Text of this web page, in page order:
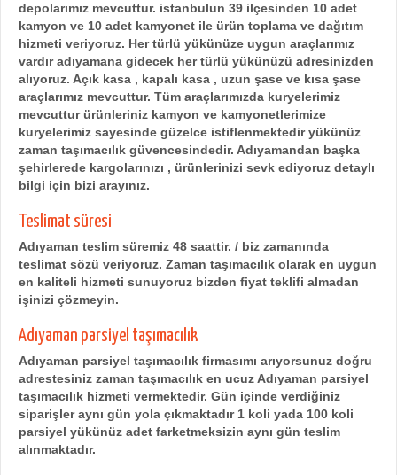
depolarımız mevcuttur. istanbulun 39 ilçesinden 10 adet
kamyon ve 10 adet kamyonet ile ürün toplama ve dağıtım
hizmeti veriyoruz. Her türlü yükünüze uygun araçlarımız
vardır adıyamana gidecek her türlü yükünüzü adresinizden
alıyoruz. Açık kasa , kapalı kasa , uzun şase ve kısa şase
araçlarımız mevcuttur. Tüm araçlarımızda kuryelerimiz
mevcuttur ürünleriniz kamyon ve kamyonetlerimize
kuryelerimiz sayesinde güzelce istiflenmektedir yükünüz
zaman taşımacılık güvencesindedir. Adıyamandan başka
şehirlerede kargolarınızı , ürünlerinizi sevk ediyoruz detaylı
bilgi için bizi arayınız.
Teslimat süresi
Adıyaman teslim süremiz 48 saattir. / biz zamanında
teslimat sözü veriyoruz. Zaman taşımacılık olarak en uygun
en kaliteli hizmeti sunuyoruz bizden fiyat teklifi almadan
işinizi çözmeyin.
Adıyaman parsiyel taşımacılık
Adıyaman parsiyel taşımacılık firmasımı arıyorsunuz doğru
adrestesiniz zaman taşımacılık en ucuz Adıyaman parsiyel
taşımacılık hizmeti vermektedir. Gün içinde verdiğiniz
siparişler aynı gün yola çıkmaktadır 1 koli yada 100 koli
parsiyel yükünüz adet farketmeksizin aynı gün teslim
alınmaktadır.